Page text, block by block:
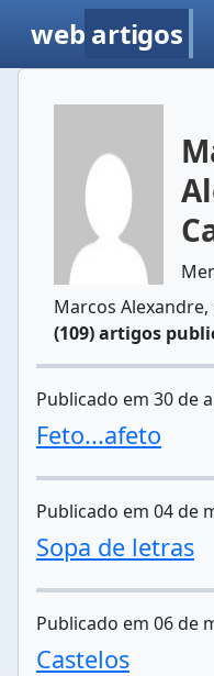
web artigos
Marcos
(109) artigos
Publicado em 30 de
Feto...afeto
Publicado em 04 de
Sopa de letras
Publicado em 06 de
Castelos